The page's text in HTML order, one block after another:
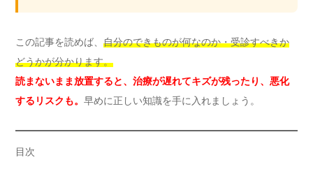
この記事を読めば、 自分のできものが何なのか・受診すべきか
どうかが分かります。
読まないまま放置すると、治療が遅れてキズが残ったり、悪化
するリスクも。 早めに正しい知識を手に入れましょう。
目次